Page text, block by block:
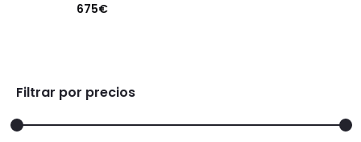
675€
Filtrar por precios